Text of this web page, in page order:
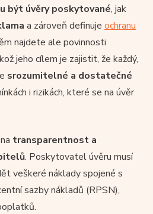
být úvěry poskytované, jak
a zároveň definuje ochranu
najdete ale povinnosti
jeho cílem je zajistit, že každý,
srozumitelné a dostatečné
i rizikách, které se na úvěr
transparentnost a
. Poskytovatel úvěru musí
veškeré náklady spojené s
sazby nákladů (RPSN),